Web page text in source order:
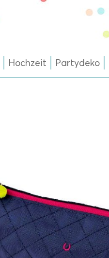
Hochzeit Partydeko